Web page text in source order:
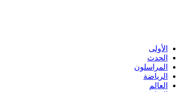
الأولى
الحدث
المراسلون
الرياضة
العالم